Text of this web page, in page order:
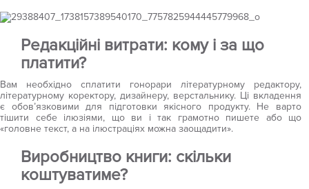
Редакційні витрати: кому і за що
платити?
Вам необхідно сплатити гонорари літературному редактору,
літературному коректору, дизайнеру, верстальнику. Ці вкладення
є обов’язковими для підготовки якісного продукту. Не варто
тішити себе ілюзіями, що ви і так грамотно пишете або що
«головне текст, а на ілюстраціях можна заощадити».
Виробництво книги: скільки
коштуватиме?